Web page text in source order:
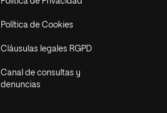
Política de Cookies
Cláusulas legales RGPD
Canal de consultas y
denuncias